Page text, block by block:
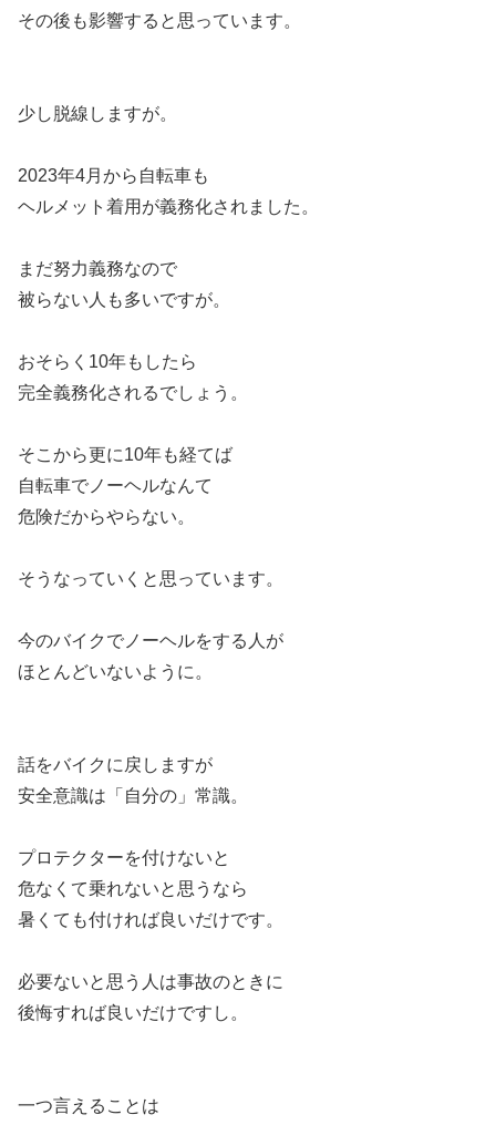
その後も影響すると思っています。
少し脱線しますが。
2023年4月から自転車も
ヘルメット着用が義務化されました。
まだ努力義務なので
被らない人も多いですが。
おそらく10年もしたら
完全義務化されるでしょう。
そこから更に10年も経てば
自転車でノーヘルなんて
危険だからやらない。
そうなっていくと思っています。
今のバイクでノーヘルをする人が
ほとんどいないように。
話をバイクに戻しますが
安全意識は「自分の」常識。
プロテクターを付けないと
危なくて乗れないと思うなら
暑くても付ければ良いだけです。
必要ないと思う人は事故のときに
後悔すれば良いだけですし。
一つ言えることは